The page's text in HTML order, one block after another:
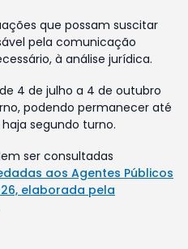
que possam suscitar
pela comunicação
à análise jurídica.
4 de julho a 4 de outubro
podendo permanecer até
segundo turno.
ser consultadas
aos Agentes Públicos
elaborada pela